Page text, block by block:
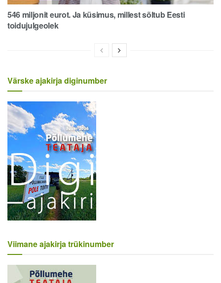
546 miljonit eurot. Ja küsimus, millest sõltub Eesti
toidujulgeolek
Värske ajakirja diginumber
Viimane ajakirja trükinumber